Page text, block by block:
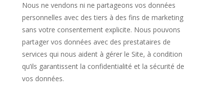
Nous ne vendons ni ne partageons vos données
personnelles avec des tiers à des fins de marketing
sans votre consentement explicite. Nous pouvons
partager vos données avec des prestataires de
services qui nous aident à gérer le Site, à condition
qu’ils garantissent la confidentialité et la sécurité de
vos données.